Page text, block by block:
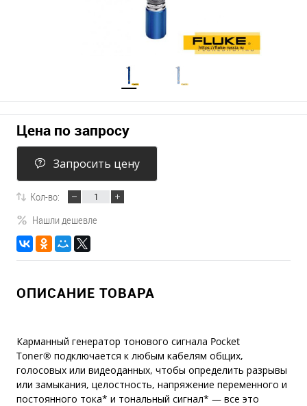
Цена по запросу
Запросить цену
Кол-во:
Нашли дешевле
ОПИСАНИЕ ТОВАРА
Карманный генератор тонового сигнала Pocket
Toner® подключается к любым кабелям общих,
голосовых или видеоданных, чтобы определить разрывы
или замыкания, целостность, напряжение переменного и
постоянного тока* и тональный сигнал* — все это